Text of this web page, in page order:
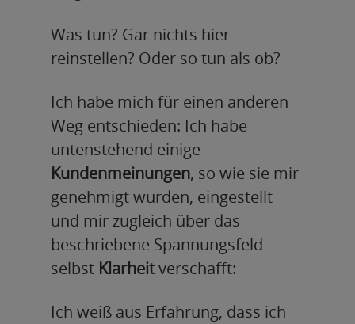
Was tun? Gar nichts hier
reinstellen? Oder so tun als ob?
Ich habe mich für einen anderen
Weg entschieden: Ich habe
untenstehend einige
Kundenmeinungen, so wie sie mir
genehmigt wurden, eingestellt
und mir zugleich über das
beschriebene Spannungsfeld
selbst Klarheitverschafft:
Ich weiß aus Erfahrung, dass ich